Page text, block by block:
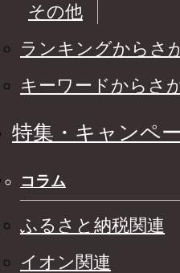
その他
ランキングからさ
キーワードからさ
特集・キャンペ
コラム
ふるさと納税関連
イオン関連